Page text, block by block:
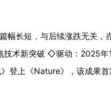
幅长短，与后续涨跌无关，
技术新突破 ◇驱动：2025
登上《Nature》，该成果
胺类化合物的高效、安全转